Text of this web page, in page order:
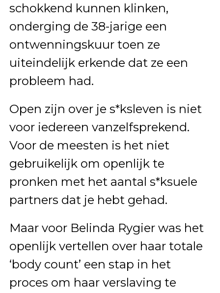
schokkend kunnen klinken,
onderging de 38-jarige een
ontwenningskuur toen ze
uiteindelijk erkende dat ze een
probleem had.
Open zijn over je s*ksleven is niet
voor iedereen vanzelfsprekend.
Voor de meesten is het niet
gebruikelijk om openlijk te
pronken met het aantal s*ksuele
partners dat je hebt gehad.
Maar voor Belinda Rygier was het
openlijk vertellen over haar totale
‘body count’ een stap in het
proces om haar verslaving te